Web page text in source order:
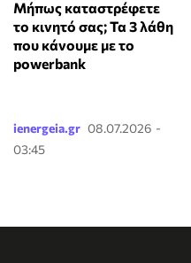
Μήπως καταστρέφετε
το κινητό σας; Τα 3 λάθη
που κάνουμε με το
powerbank
ienergeia.gr 08.07.2026 -
03:45